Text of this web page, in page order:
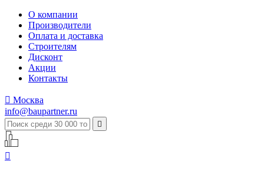
О компании
Производители
Оплата и доставка
Строителям
Дисконт
Акции
Контакты
 Москва
info@baupartner.ru

